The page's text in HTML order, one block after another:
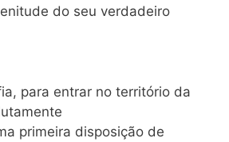
do seu verdadeiro
para entrar no território da
primeira disposição de